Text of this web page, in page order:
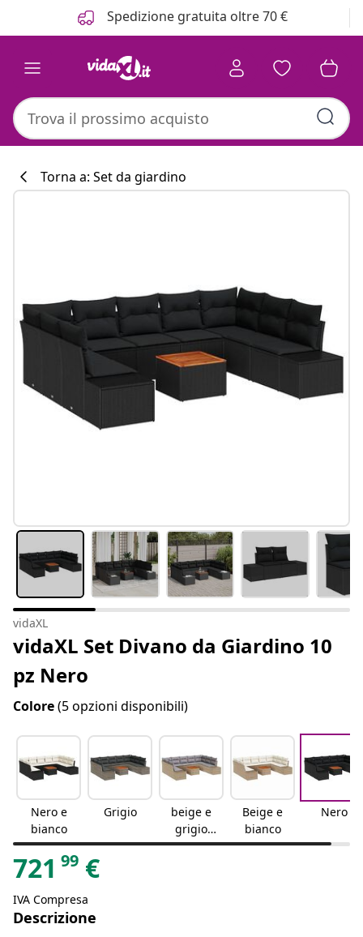
Spedizione gratuita oltre 70 €
Torna a: Set da giardino
vidaXL
vidaXL Set Divano da Giardino 10
pz Nero
Colore(5 opzioni disponibili)
Nero e
bianco
Grigio
beige e
grigio
chiaro
Beige e
bianco
Nero
721 99 €
IVA Compresa
Descrizione